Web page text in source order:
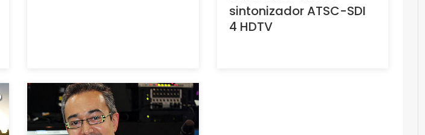
sintonizador ATSC-SDI
4 HDTV